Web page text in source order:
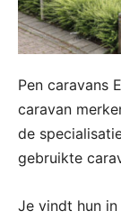
Pen caravans
caravan
de
gebruikte
Je vindt hun